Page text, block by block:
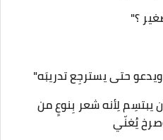
؟"
حتى يسترجِع تدريبَه"
لِأنه شعر بِنوعٍ من
يُغنّي